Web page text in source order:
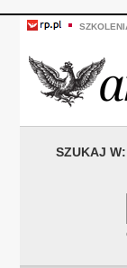
SZUKAJ W: